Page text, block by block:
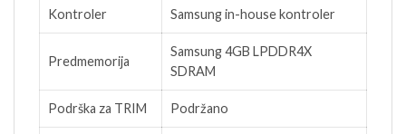
Kontroler Samsung in-house kontroler
Predmemorija
Samsung 4GB LPDDR4X
SDRAM
Podrška za TRIM Podržano